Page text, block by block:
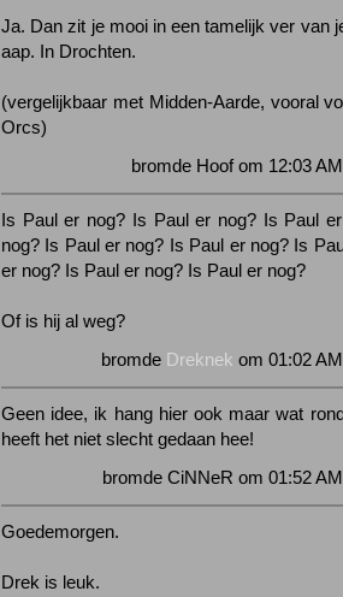
Ja. Dan zit je mooi in een tamelijk ver van
aap. In Drochten.
(vergelijkbaar met Midden-Aarde, vooral
Orcs)
bromde Hoof om 12:03
Is Paul er nog? Is Paul er nog? Is Paul
nog? Is Paul er nog? Is Paul er nog? Is
er nog? Is Paul er nog? Is Paul er nog?
Of is hij al weg?
bromde Dreknek om 01:02
Geen idee, ik hang hier ook maar wat
heeft het niet slecht gedaan hee!
bromde CiNNeR om 01:52
Goedemorgen.
Drek is leuk.